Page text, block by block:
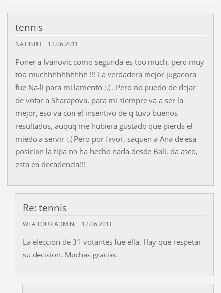
tennis
NATIISRO 12.06.2011
Poner a Ivanovic como segunda es too much, pero muy
too muchhhhhhhhhh !!! La verdadera mejor jugadora
fue Na-li para mi lamento ;,( . Pero no puedo de dejar
de votar a Sharapova, para mi siempre va a ser la
mejor, eso va con el insentivo de q tuvo buenos
resultados, auquq me hubiera gustado que pierda el
miedo a servir :,( Pero por favor, saquen a Ana de esa
posiciòn la tipa no ha hecho nada desde Bali, da asco,
esta en decadencia!!!
Re: tennis
WTA TOUR ADMIN. 12.06.2011
La eleccion de 31 votantes fue ella. Hay que respetar
su decision. Muchas gracias